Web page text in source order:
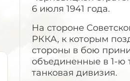
6 июля 1941 года.
На стороне
РККА, к которым
стороны в бою
объединенные в 1-ю
танковая дивизия.